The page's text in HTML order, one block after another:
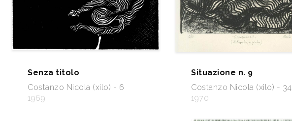
Senza titolo
Costanzo Nicola (xilo) - 6
1969
Situazione n. 9
Costanzo Nicola (xilo) - 34
1970